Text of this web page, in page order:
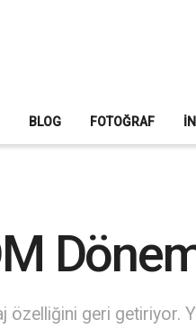
BLOG FOTOĞRAF
geri getiriyor.